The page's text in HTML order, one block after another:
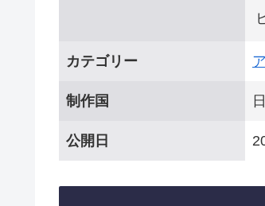
カテゴリー
制作国
公開日